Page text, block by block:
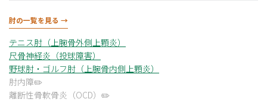
肘の一覧を見る →
テニス肘（上腕骨外側上顆炎）
尺骨神経炎（投球障害）
野球肘・ゴルフ肘（上腕骨内側上顆炎）
肘内障
離断性骨軟骨炎（OCD）